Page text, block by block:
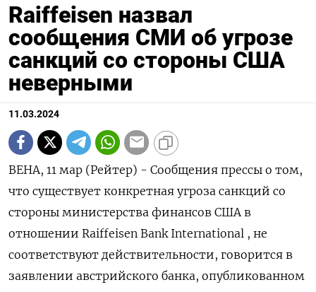
Raiffeisen назвал
сообщения СМИ об угрозе
санкций со стороны США
неверными
11.03.2024
ВЕНА, 11 мар (Рейтер) - Сообщения прессы о том,
что существует конкретная угроза санкций со
стороны министерства финансов США в
отношении Raiffeisen Bank International , не
соответствуют действительности, говорится в
заявлении австрийского банка, опубликованном